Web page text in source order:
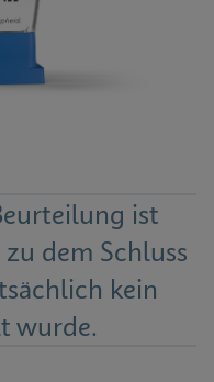
ist
dem Schluss
kein
wurde.